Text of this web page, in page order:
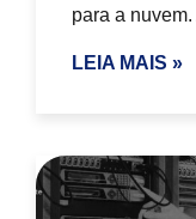
para a
LEIA MAIS »